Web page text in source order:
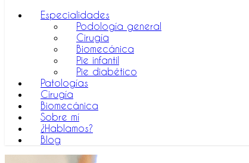
Especialidades
Podología general
Cirugía
Biomecánica
Pie infantil
Pie diabético
Patologías
Cirugía
Biomecánica
Sobre mí
¿Hablamos?
Blog